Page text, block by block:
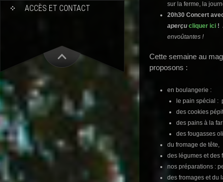
ACCÈS ET CONTACT
sur la ferme, la
20h30 Concert
aperçu cliquer ici !
envoûtantes !
Cette semaine au
proposons :
en boulangerie :
le pain spécial :
des cookies
des pains à la
des fougasses
du fromage de tête,
des légumes et des
nos préparations :
des fromages et du